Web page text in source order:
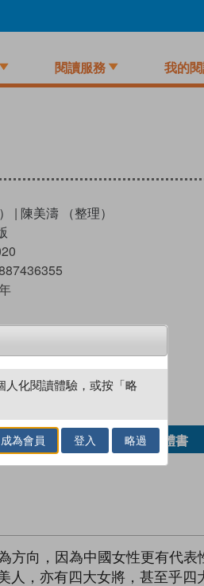
閱讀服務 我的
| 陳美濤 （整理）
加入閱讀紀錄
電子書 借閱實體書
方向，因為中國女性更有代表
，亦有四大女將，甚至乎四
人化閱讀體驗，或按「略
成為會員 登入 略過